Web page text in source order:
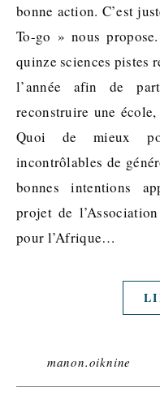
bonne action. C’est
To-go » nous
quinze sciences pistes
l’année afin de
reconstruire une
Quoi de mieux
incontrôlables de
bonnes intentions
projet de
pour l’Afrique…
manon.oiknine